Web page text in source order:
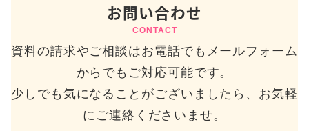
お問い合わせ
CONTACT
資料の請求やご相談はお電話でもメールフォーム
からでもご対応可能です。
少しでも気になることがございましたら、お気軽
にご連絡くださいませ。